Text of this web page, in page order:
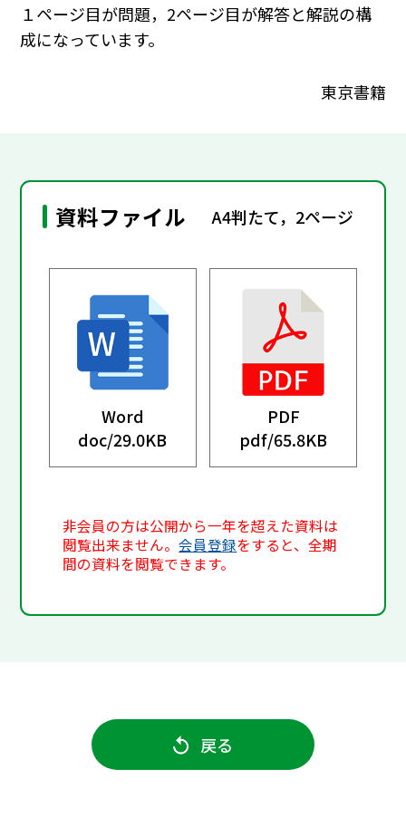
１ページ目が問題，2ページ目が解答と解説の構
成になっています。
東京書籍
資料ファイル A4判たて，2ページ
Word
doc/29.0KB
PDF
pdf/65.8KB
非会員の方は公開から一年を超えた資料は
閲覧出来ません。会員登録をすると、全期
間の資料を閲覧できます。
戻る